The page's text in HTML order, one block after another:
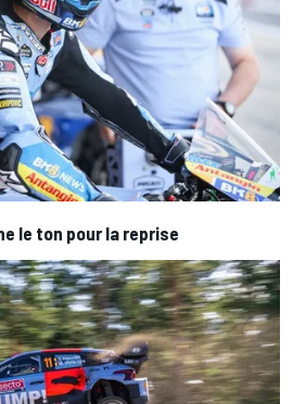
le ton pour la reprise